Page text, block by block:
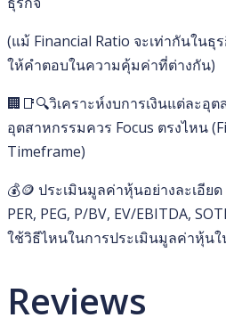
(แม้ Financial Ratio จะเท่ากันใน
ให้คำตอบในความคุ้มค่าที่ต่างกัน)
🏢📑🔍วิเคราะห์งบการเงินแต่ละอุ
อุตสาหกรรมควร Focus ตรงไหน
Timeframe)
💰🪙 ประเมินมูลค่าหุ้นอย่างละเอีย
PER, PEG, P/BV, EV/EBITDA,
ใช้วิธีไหนในการประเมินมูลค่าหุ้น
Reviews